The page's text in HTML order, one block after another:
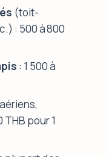
(toit-
: 500 à 800
: 1 500 à
pour 1